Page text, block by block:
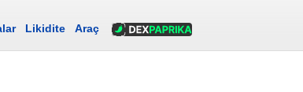
Likidite Araç